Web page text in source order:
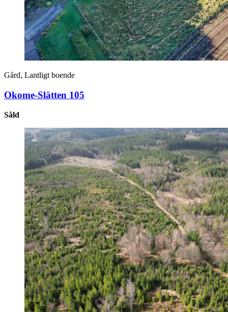
Gård, Lantligt boende
Okome-Slätten 105
Såld